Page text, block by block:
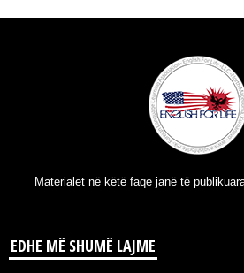
Materialet në këtë faqe janë të
EDHE MË SHUMË LAJME